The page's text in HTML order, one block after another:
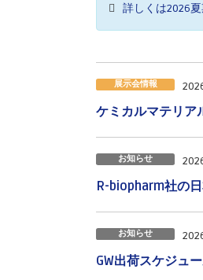
詳しくは2026
展示会情報
ケミカルマテリア
お知らせ
R-biopharm社の
お知らせ
GW出荷スケジュ